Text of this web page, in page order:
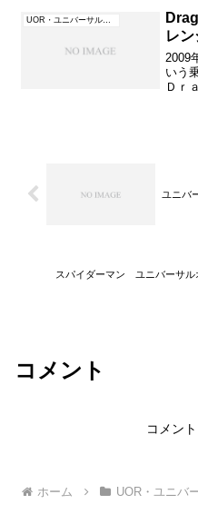
乗れ
りす
レ
2009
いう
Ｄｒ
ユニバ
スパイダーマン ユニバーサル
コメント
コメン
ホーム UOR・ユニバ